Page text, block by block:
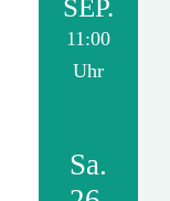
SEP.
11:00
Uhr
Sa.